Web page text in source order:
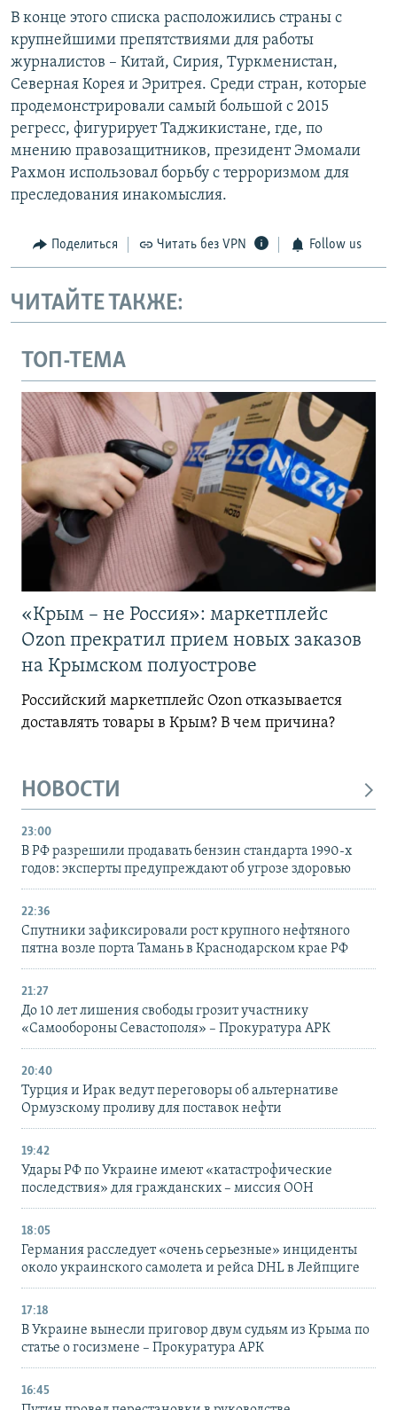
В конце этого списка расположились страны с
крупнейшими препятствиями для работы
журналистов – Китай, Сирия, Туркменистан,
Северная Корея и Эритрея. Среди стран, которые
продемонстрировали самый большой с 2015
регресс, фигурирует Таджикистане, где, по
мнению правозащитников, президент Эмомали
Рахмон использовал борьбу с терроризмом для
преследования инакомыслия.
Поделиться Читать без VPN Follow us
ЧИТАЙТЕ ТАКЖЕ:
ТОП-ТЕМА
«Крым – не Россия»: маркетплейс
Ozon прекратил прием новых заказов
на Крымском полуострове
Российский маркетплейс Ozon отказывается
доставлять товары в Крым? В чем причина?
НОВОСТИ
23:00
В РФ разрешили продавать бензин стандарта 1990-х
годов: эксперты предупреждают об угрозе здоровью
22:36
Спутники зафиксировали рост крупного нефтяного
пятна возле порта Тамань в Краснодарском крае РФ
21:27
До 10 лет лишения свободы грозит участнику
«Самообороны Севастополя» – Прокуратура АРК
20:40
Турция и Ирак ведут переговоры об альтернативе
Ормузскому проливу для поставок нефти
19:42
Удары РФ по Украине имеют «катастрофические
последствия» для гражданских – миссия ООН
18:05
Германия расследует «очень серьезные» инциденты
около украинского самолета и рейса DHL в Лейпциге
17:18
В Украине вынесли приговор двум судьям из Крыма по
статье о госизмене – Прокуратура АРК
16:45